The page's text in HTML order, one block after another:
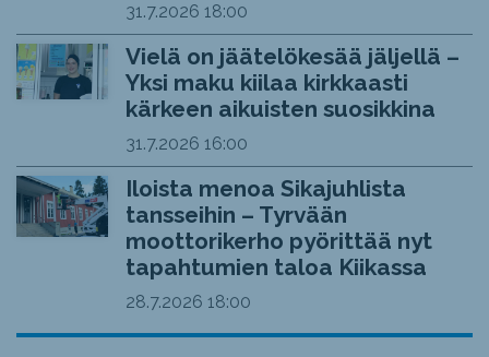
31.7.2026 18:00
Vielä on jäätelökesää jäljellä –
Yksi maku kiilaa kirkkaasti
kärkeen aikuisten suosikkina
31.7.2026 16:00
Iloista menoa Sikajuhlista
tansseihin – Tyrvään
moottorikerho pyörittää nyt
tapahtumien taloa Kiikassa
28.7.2026 18:00